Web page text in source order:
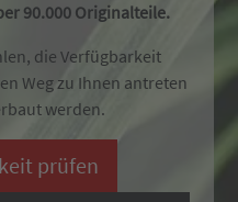
90.000 Originalteile.
die Verfügbarkeit
Weg zu Ihnen antreten
werden.
prüfen